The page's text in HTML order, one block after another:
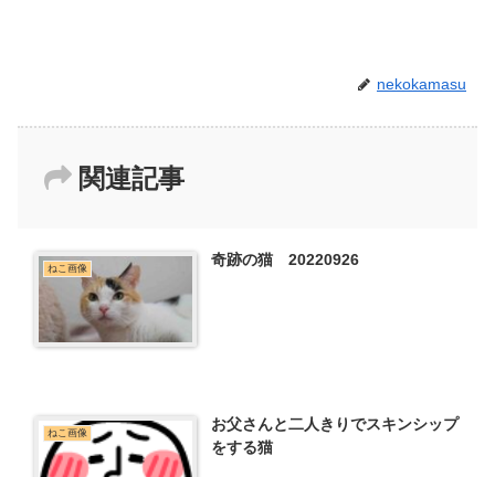
nekokamasu
関連記事
ねこ画像 奇跡の猫 20220926
ねこ画像
お父さんと二人きりでスキンシップ
をする猫